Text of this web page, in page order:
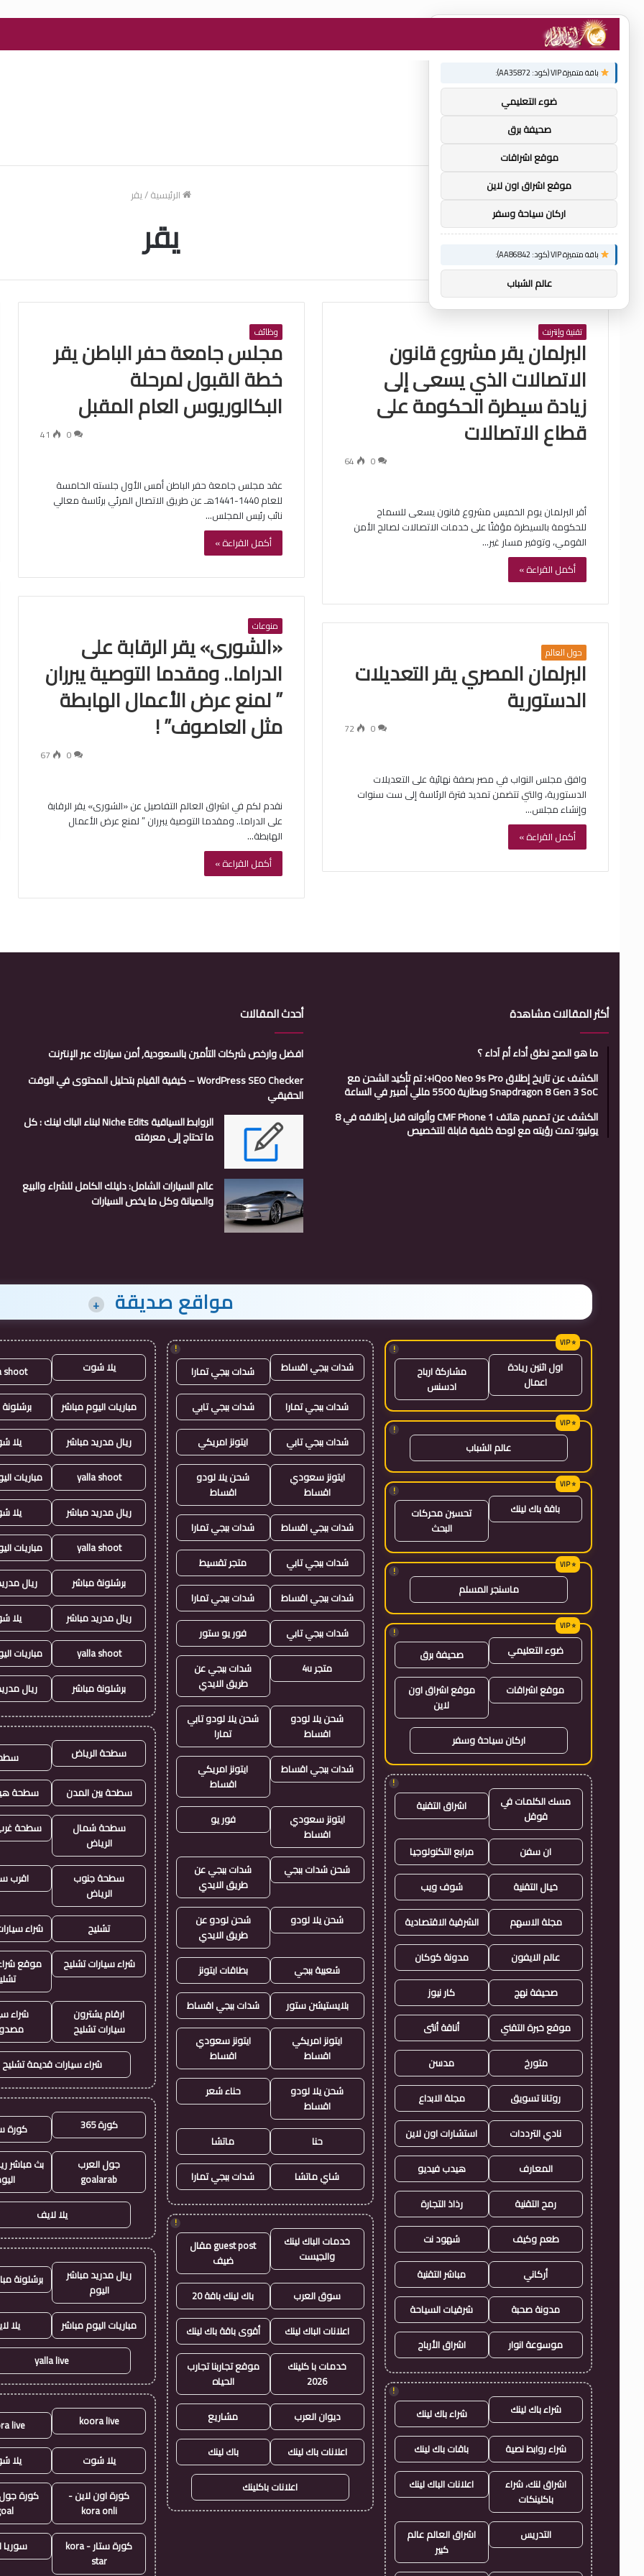
الرئيسية/يقر
يقر
تقنية وإنترنت
البرلمان يقر مشروع قانون
الاتصالات الذي يسعى إلى
زيادة سيطرة الحكومة على
قطاع الاتصالات
0
64
أقر البرلمان يوم الخميس مشروع قانون يسعى للسماح
للحكومة بالسيطرة مؤقتًا على خدمات الاتصالات لصالح الأمن
القومي، وتوفير مسار غير…
أكمل القراءة »
وظائف
مجلس جامعة حفر الباطن يقر
خطة القبول لمرحلة
البكالوريوس العام المقبل
0
41
عقد مجلس جامعة حفر الباطن أمس الأول جلسته الخامسة
للعام 1440-1441هـ عن طريق الاتصال المرئي برئاسة معالي
نائب رئيس المجلس…
أكمل القراءة »
منوعات
«الشورى» يقر الرقابة على
الدراما.. ومقدما التوصية يبرران
” لمنع عرض الأعمال الهابطة
مثل العاصوف” !
0
67
نقدم لكم في اشراق العالم التفاصيل عن «الشورى» يقر الرقابة
على الدراما.. ومقدما التوصية يبرران ” لمنع عرض الأعمال
الهابطة…
أكمل القراءة »
حول العالم
البرلمان المصري يقر التعديلات
الدستورية
0
72
وافق مجلس النواب في مصر بصفة نهائية على التعديلات
الدستورية، والتي تتضمن تمديد فترة الرئاسة إلى ست سنوات
وإنشاء مجلس…
أكمل القراءة »
أكثر المقالات مشاهدة
ما هو الصح نطق أداء أم آداء ؟
الكشف عن تاريخ إطلاق iQoo Neo 9s Pro+؛ تم تأكيد الشحن مع
Snapdragon 8 Gen 3 SoC وبطارية 5500 مللي أمبير في الساعة
الكشف عن تصميم هاتف CMF Phone 1 وألوانه قبل إطلاقه في 8
يوليو؛ تمت رؤيته مع لوحة خلفية قابلة للتخصيص
أحدث المقالات
افضل وارخص شركات التأمين بالسعودية, أمن سيارتك عبر الإنترنت
WordPress SEO Checker – كيفية القيام بتحليل المحتوى في الوقت
الحقيقي
الروابط السياقية Niche Edits لبناء الباك لينك : كل
ما تحتاج إلى معرفته
عالم السيارات الشامل: دليلك الكامل للشراء والبيع
والصيانة وكل ما يخص السيارات
مواقع صديقة +
!
اول اثنين ريادة
اعمال
مشاركة ارباح
ادسنس
!
عالم الشباب
!
باقة باك لينك
تحسين محركات
البحث
!
ماسنجر المسلم
!
ضوء التعليمي صحيفة برق
موقع اشراقات
موقع اشراق اون
لاين
اركان سياحة وسفر
!
مسك الكلمات في
قوقل
اشراق التقنية
ان سفن مرابع التكنولوجيا
خيال التقنية شوف ويب
مجلة الاسهم الشرقية الاقتصادية
عالم الايفون مدونة كوكان
صحيفة نهج كار نيوز
موقع خبرة التقني أناقة أنثى
متورخ مدسن
روتانا تسويق مجلة الابداع
نادي الترددات استشارات اون لاين
المعارف هيدب فيديو
رمح التقنية رذاذ التجارة
طعم وكيف شهود نت
أركاني مباشر التقنية
مدونة صحبة شرقيات السياحة
موسوعة انوار اشراق الأرباح
!
شراء باك لينك شراء باك لينك
شراء روابط نصية باقات باك لينك
اشراق لنك، شراء
باكلينكات
اعلانات الباك لينك
التدريس
اشراق العالم عالم
كبير
!
شدات ببجي اقساط شدات ببجي تمارا
شدات ببجي تمارا شدات ببجي تابي
شدات ببجي تابي ايتونز امريكي
ايتونز سعودي
اقساط
شحن يلا لودو
اقساط
شدات ببجي اقساط شدات ببجي تمارا
شدات ببجي تابي متجر تقسيط
شدات ببجي اقساط شدات ببجي تمارا
شدات ببجي تابي فور يو ستور
متجر 4u
شدات ببجي عن
طريق الايدي
شحن يلا لودو
اقساط
شحن يلا لودو تابي
تمارا
شدات ببجي اقساط
ايتونز امريكي
اقساط
ايتونز سعودي
اقساط
فور يو
شحن شدات ببجي
شدات ببجي عن
طريق الايدي
شحن يلا لودو
شحن لودو عن
طريق الايدي
شعبية ببجي بطاقات ايتونز
بلايستيشن ستور شدات ببجي اقساط
ايتونز امريكي
اقساط
ايتونز سعودي
اقساط
شحن يلا لودو
اقساط
حناء شعر
حنا ماتشا
شاي ماتشا شدات ببجي تمارا
!
خدمات الباك لينك
والجيست
guest post مقال
ضيف
سوق العرب باك لينك باقة 20
اعلانات الباك لينك أقوى باقة باك لينك
خدمات با كلينك
2026
موقع تجاربنا تجارب
الحياه
ديوان العرب مشاريع
اعلانات باك لينك باك لينك
اعلانات باكلينك
يلا شوت shoot
مباريات اليوم مباشر
ريال مدريد مباشر يلا
yalla shoot مباريات
ريال مدريد مباشر يلا
yalla shoot مباريات
برشلونة مباشر ريال
ريال مدريد مباشر يلا
yalla shoot مباريات
برشلونة مباشر ريال
سطحة الرياض
سطحة بين المدن سطحة
سطحة شمال
الرياض
سطحة
سطحة جنوب
الرياض
اقرب
تشليح شراء
شراء سيارات تشليح
موقع
ارقام يشترون
سيارات تشليح
شراء
شراء سيارات قديمة تشليح
كورة 365 كورة
جول العرب
goalarab
بث مباشر
يلا لايف
ريال مدريد مباشر
اليوم
برشلونة
مباريات اليوم مباشر يلا
yalla live
koora live
live
يلا شوت يلا
كورة اون لاين -
kora onli
كورة ستار - kora
star
سوريا
توصيات :
باقة متميزة VIP (كود: AA35872):
ضوء التعليمي
صحيفة برق
موقع اشراقات
موقع اشراق اون لاين
اركان سياحة وسفر
باقة متميزة VIP (كود: AA86842):
عالم الشباب